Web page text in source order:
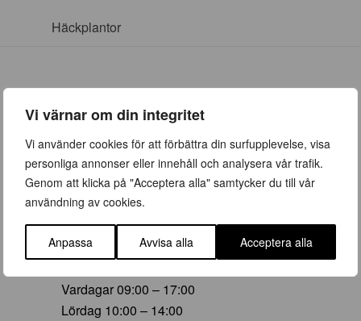
Vi värnar om din integritet
Vi använder cookies för att förbättra din surfupplevelse, visa
personliga annonser eller innehåll och analysera vår trafik.
Genom att klicka på "Acceptera alla" samtycker du till vår
användning av cookies.
Anpassa Avvisa alla Acceptera alla
Häckplantor
ÖPPETTIDER
Vår (23 mars – 28 juni)
Vardagar 09:00 – 19:00
Lördag 10:00 – 16:00
Söndag/helgdag 10:00 – 16:00
Vardagar 09:00 – 17:00
Lördag 10:00 – 14:00